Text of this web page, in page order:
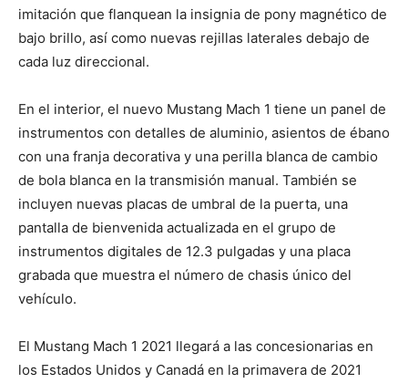
imitación que flanquean la insignia de pony magnético de
bajo brillo, así como nuevas rejillas laterales debajo de
cada luz direccional.
En el interior, el nuevo Mustang Mach 1 tiene un panel de
instrumentos con detalles de aluminio, asientos de ébano
con una franja decorativa y una perilla blanca de cambio
de bola blanca en la transmisión manual. También se
incluyen nuevas placas de umbral de la puerta, una
pantalla de bienvenida actualizada en el grupo de
instrumentos digitales de 12.3 pulgadas y una placa
grabada que muestra el número de chasis único del
vehículo.
El Mustang Mach 1 2021 llegará a las concesionarias en
los Estados Unidos y Canadá en la primavera de 2021